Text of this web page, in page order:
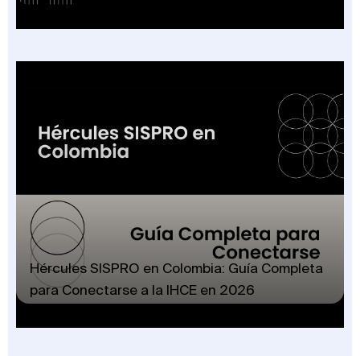
Hércules SISPRO en Colombia: Guía Completa
para Conectarse a la IHCE en 2026